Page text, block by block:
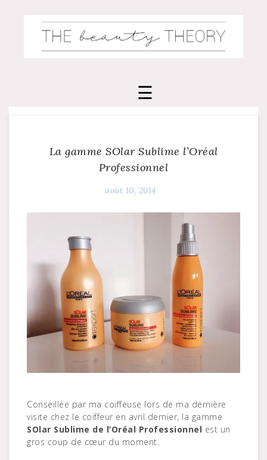
La gamme SOlar Sublime l’Oréal
Professionnel
août 10, 2014
Conseillée par ma coiffeuse lors de ma dernière
visite chez le coiffeur en avril dernier, la gamme
SOlar Sublime de l’Oréal Professionnel est un
gros coup de cœur du moment.